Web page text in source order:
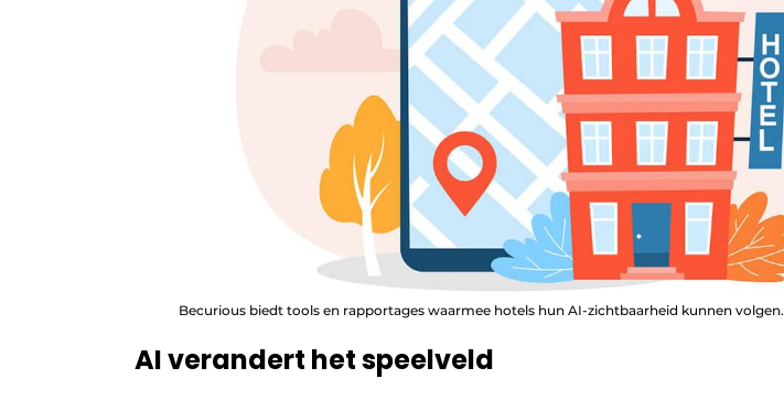
Becurious biedt tools en rapportages waarmee hotels hun AI-zichtbaarheid kunnen volgen.
AI verandert het speelveld